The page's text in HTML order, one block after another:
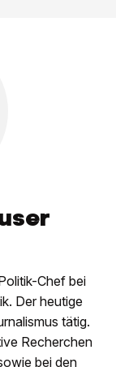
Chef bei
Der heutige
tätig.
Recherchen
bei den